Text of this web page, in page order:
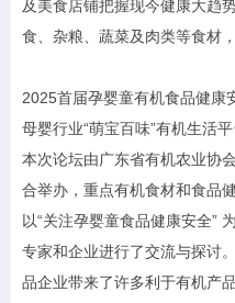
及美食店铺把握现今健康大趋
食、杂粮、蔬菜及肉类等食材
2025首届孕婴童有机食品健康
母婴行业“萌宝百味”有机生活
本次论坛由广东省有机农业协
合举办，重点有机食材和食品
以“关注孕婴童食品健康安全”
专家和企业进行了交流与探讨
品企业带来了许多利于有机产